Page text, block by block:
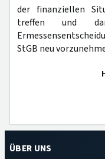
der finanziellen
treffen und
StGB neu
ÜBER UNS